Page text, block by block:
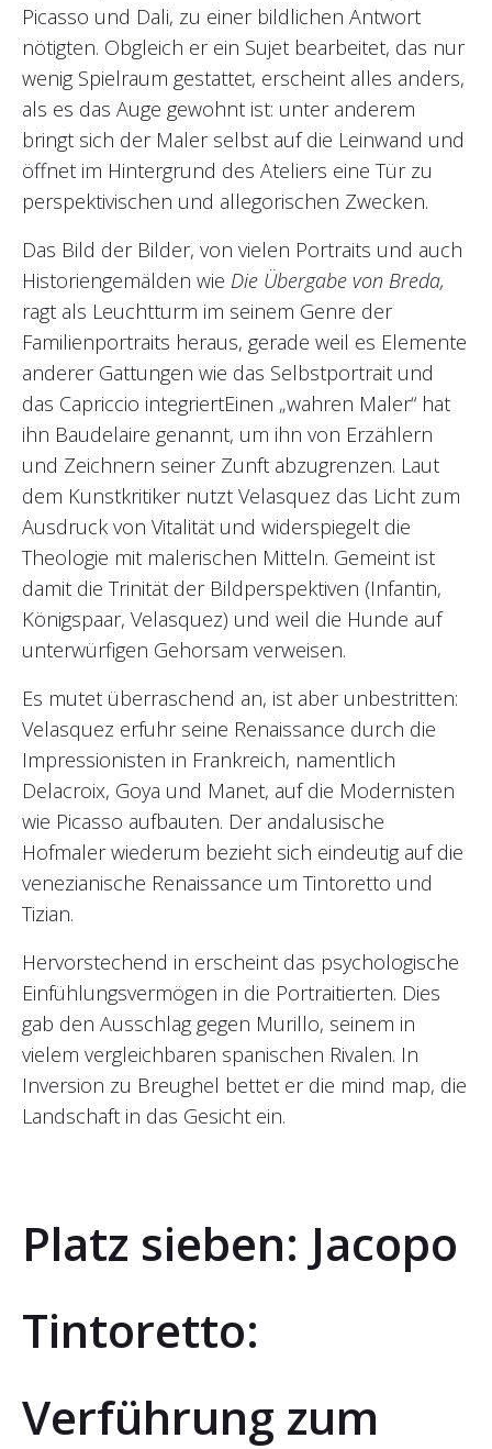
Picasso und Dali, zu einer bildlichen Antwort
nötigten. Obgleich er ein Sujet bearbeitet, das nur
wenig Spielraum gestattet, erscheint alles anders,
als es das Auge gewohnt ist: unter anderem
bringt sich der Maler selbst auf die Leinwand und
öffnet im Hintergrund des Ateliers eine Tür zu
perspektivischen und allegorischen Zwecken.
Das Bild der Bilder, von vielen Portraits und auch
Historiengemälden wie Die Übergabe von Breda,
ragt als Leuchtturm im seinem Genre der
Familienportraits heraus, gerade weil es Elemente
anderer Gattungen wie das Selbstportrait und
das Capriccio integriertEinen „wahren Maler“ hat
ihn Baudelaire genannt, um ihn von Erzählern
und Zeichnern seiner Zunft abzugrenzen. Laut
dem Kunstkritiker nutzt Velasquez das Licht zum
Ausdruck von Vitalität und widerspiegelt die
Theologie mit malerischen Mitteln. Gemeint ist
damit die Trinität der Bildperspektiven (Infantin,
Königspaar, Velasquez) und weil die Hunde auf
unterwürfigen Gehorsam verweisen.
Es mutet überraschend an, ist aber unbestritten:
Velasquez erfuhr seine Renaissance durch die
Impressionisten in Frankreich, namentlich
Delacroix, Goya und Manet, auf die Modernisten
wie Picasso aufbauten. Der andalusische
Hofmaler wiederum bezieht sich eindeutig auf die
venezianische Renaissance um Tintoretto und
Tizian.
Hervorstechend in erscheint das psychologische
Einfühlungsvermögen in die Portraitierten. Dies
gab den Ausschlag gegen Murillo, seinem in
vielem vergleichbaren spanischen Rivalen. In
Inversion zu Breughel bettet er die mind map, die
Landschaft in das Gesicht ein.
Platz sieben: Jacopo
Tintoretto:
Verführung zum